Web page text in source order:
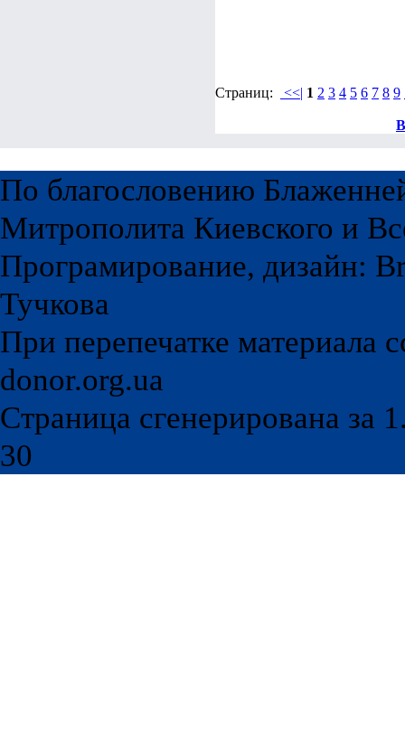
Страниц: <<| 1 2 3 4 5 6 7 8 9
По благословению
Митрополита Киевского и
Програмирование, дизайн:
Тучкова
При перепечатке материала
donor.org.ua
Страница сгенерирована за
30